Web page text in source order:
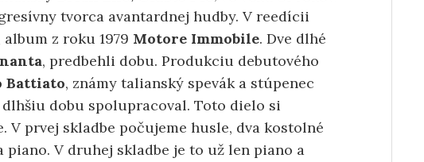
tvorca avantardnej hudby. V reedícii
z roku 1979 Motore Immobile. Dve dlhé
, predbehli dobu. Produkciu debutového
Battiato, známy talianský spevák a stúpenec
dobu spolupracoval. Toto dielo si
V prvej skladbe počujeme husle, dva kostolné
piano. V druhej skladbe je to už len piano a